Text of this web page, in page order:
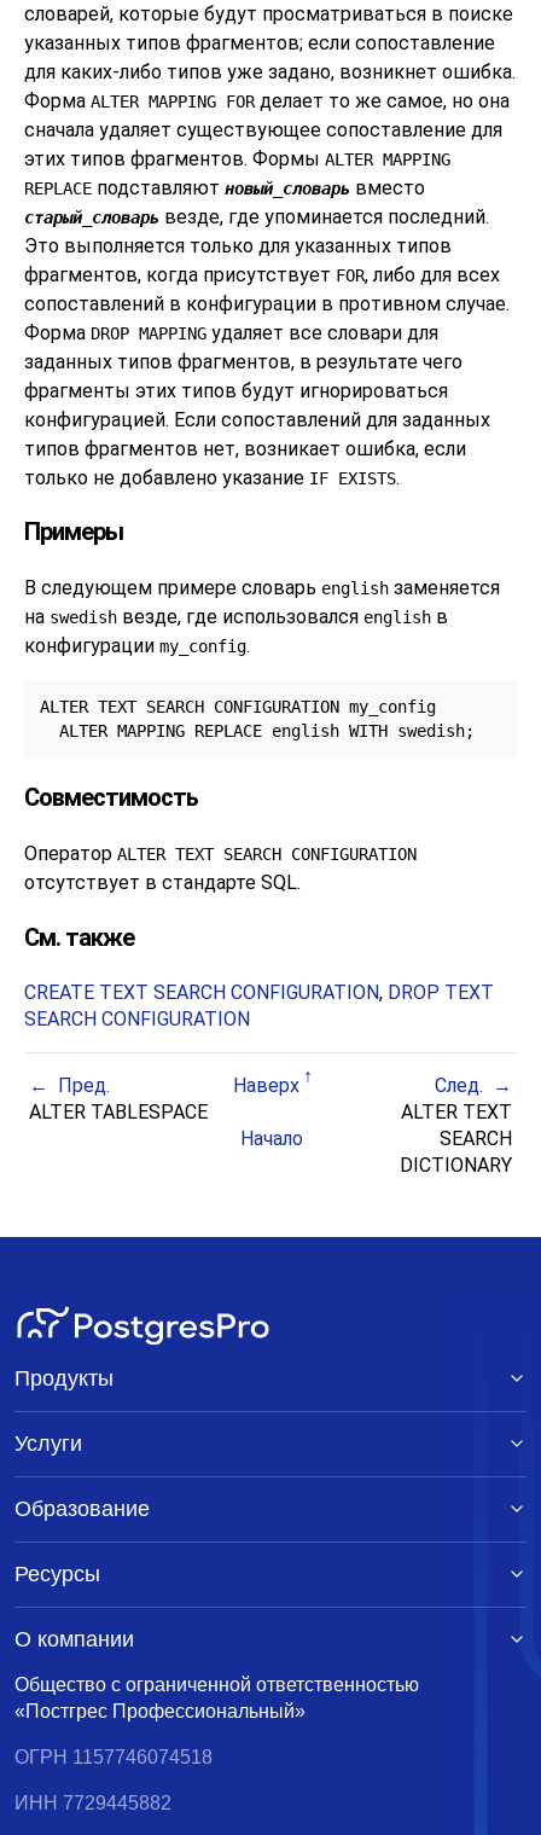
словарей, которые будут просматриваться в поиске
указанных типов фрагментов; если сопоставление
для каких-либо типов уже задано, возникнет ошибка.
Форма ALTER MAPPING FOR делает то же самое, но она
сначала удаляет существующее сопоставление для
этих типов фрагментов. Формы ALTER MAPPING
REPLACE подставляют новый_словарь вместо
старый_словарь везде, где упоминается последний.
Это выполняется только для указанных типов
фрагментов, когда присутствует FOR, либо для всех
сопоставлений в конфигурации в противном случае.
Форма DROP MAPPING удаляет все словари для
заданных типов фрагментов, в результате чего
фрагменты этих типов будут игнорироваться
конфигурацией. Если сопоставлений для заданных
типов фрагментов нет, возникает ошибка, если
только не добавлено указание IF EXISTS.
Примеры
В следующем примере словарь english заменяется
на swedish везде, где использовался english в
конфигурации my_config.
ALTER TEXT SEARCH CONFIGURATION my_config
  ALTER MAPPING REPLACE english WITH swedish;
Совместимость
Оператор ALTER TEXT SEARCH CONFIGURATION
отсутствует в стандарте SQL.
См. также
CREATE TEXT SEARCH CONFIGURATION, DROP TEXT
SEARCH CONFIGURATION
Пред. Наверх
След.
ALTER TABLESPACE
Начало
ALTER TEXT
SEARCH
DICTIONARY
Общество с ограниченной ответственностью
«Постгрес Профессиональный»
ОГРН 1157746074518
ИНН 7729445882
Продукты
Услуги
Образование
Ресурсы
О компании